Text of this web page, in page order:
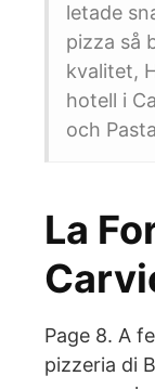
letade
pizza så
kvalitet,
hotell i
och
La
Page 8. A
pizzeria di